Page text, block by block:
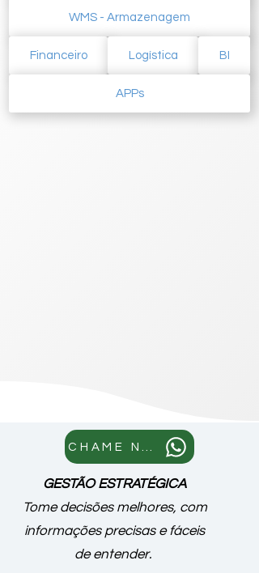
WMS - Armazenagem
Financeiro Logística BI
APPs
GESTÃO ESTRATÉGICA
Tome decisões melhores, com
informações precisas e fáceis
de entender.